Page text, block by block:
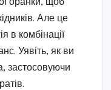
оранки, щоб
Але це
в комбінації
Уявіть, як ви
застосовуючи